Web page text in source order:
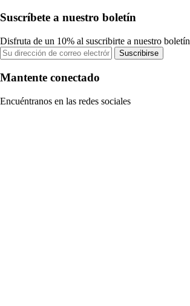
Suscríbete a nuestro boletín
Disfruta de un 10% al suscribirte a nuestro boletín
Suscribirse
Mantente conectado
Encuéntranos en las redes sociales